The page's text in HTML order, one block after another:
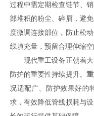
过程中需定期检查链节、
部堆积的粉尘、碎屑，避
度微调连接部位，防止松
线填充量，预留合理伸缩
现代重工设备正朝着大
防护的重要性持续提升。
况适配广、防护效果好的
求，有效降低管线损耗与